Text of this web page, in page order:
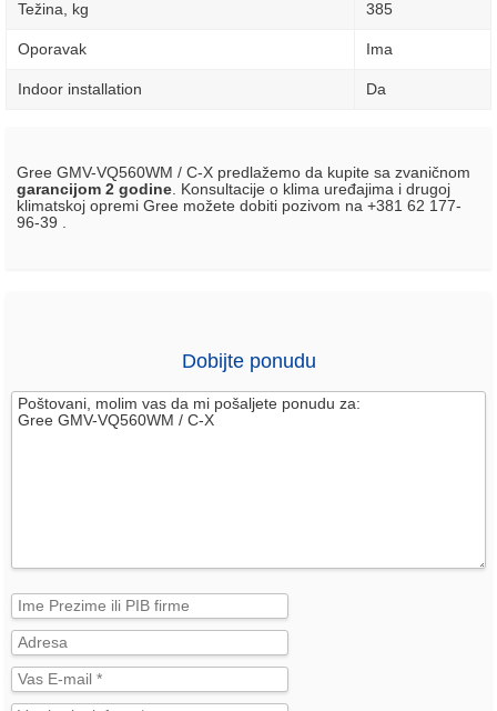
Težina, kg 385
Oporavak Ima
Indoor installation Da
Gree GMV-VQ560WM / C-X predlažemo da kupite sa zvaničnom
garancijom 2 godine . Konsultacije o klima uređajima i drugoj
klimatskoj opremi Gree možete dobiti pozivom na +381 62 177-
96-39 .
Dobijte ponudu